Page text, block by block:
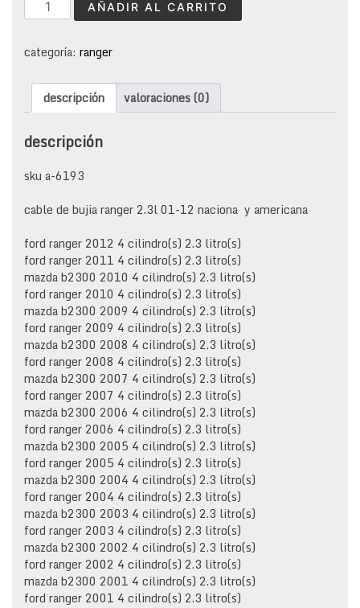
bujia
2.3l
AÑADIR AL CARRITO
categoría: ranger
descripción valoraciones (0)
descripción
sku a-6193
cable de bujia ranger 2.3l 01-12 naciona y americana
ford ranger 2012 4 cilindro(s) 2.3 litro(s)
ford ranger 2011 4 cilindro(s) 2.3 litro(s)
mazda b2300 2010 4 cilindro(s) 2.3 litro(s)
ford ranger 2010 4 cilindro(s) 2.3 litro(s)
mazda b2300 2009 4 cilindro(s) 2.3 litro(s)
ford ranger 2009 4 cilindro(s) 2.3 litro(s)
mazda b2300 2008 4 cilindro(s) 2.3 litro(s)
ford ranger 2008 4 cilindro(s) 2.3 litro(s)
mazda b2300 2007 4 cilindro(s) 2.3 litro(s)
ford ranger 2007 4 cilindro(s) 2.3 litro(s)
mazda b2300 2006 4 cilindro(s) 2.3 litro(s)
ford ranger 2006 4 cilindro(s) 2.3 litro(s)
mazda b2300 2005 4 cilindro(s) 2.3 litro(s)
ford ranger 2005 4 cilindro(s) 2.3 litro(s)
mazda b2300 2004 4 cilindro(s) 2.3 litro(s)
ford ranger 2004 4 cilindro(s) 2.3 litro(s)
mazda b2300 2003 4 cilindro(s) 2.3 litro(s)
ford ranger 2003 4 cilindro(s) 2.3 litro(s)
mazda b2300 2002 4 cilindro(s) 2.3 litro(s)
ford ranger 2002 4 cilindro(s) 2.3 litro(s)
mazda b2300 2001 4 cilindro(s) 2.3 litro(s)
ford ranger 2001 4 cilindro(s) 2.3 litro(s)